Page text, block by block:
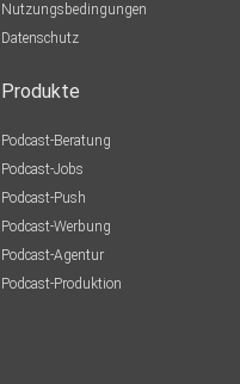
Nutzungsbedingungen
Datenschutz
Produkte
Podcast-Beratung
Podcast-Jobs
Podcast-Push
Podcast-Werbung
Podcast-Agentur
Podcast-Produktion